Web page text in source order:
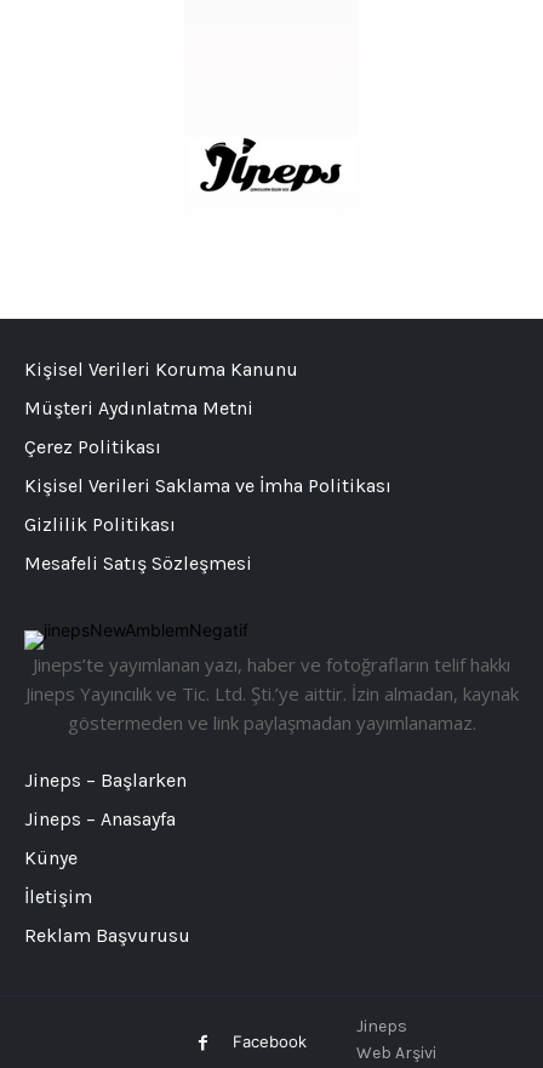
Jineps’te yayımlanan yazı, haber ve fotoğrafların telif hakkı
Jineps Yayıncılık ve Tic. Ltd. Şti.’ye aittir. İzin almadan, kaynak
göstermeden ve link paylaşmadan yayımlanamaz.
Jineps – Başlarken
Jineps – Anasayfa
Künye
İletişim
Reklam Başvurusu
Kişisel Verileri Koruma Kanunu
Müşteri Aydınlatma Metni
Çerez Politikası
Kişisel Verileri Saklama ve İmha Politikası
Gizlilik Politikası
Mesafeli Satış Sözleşmesi
Facebook
Jineps
Web Arşivi